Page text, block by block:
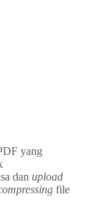
yang
dan upload
file